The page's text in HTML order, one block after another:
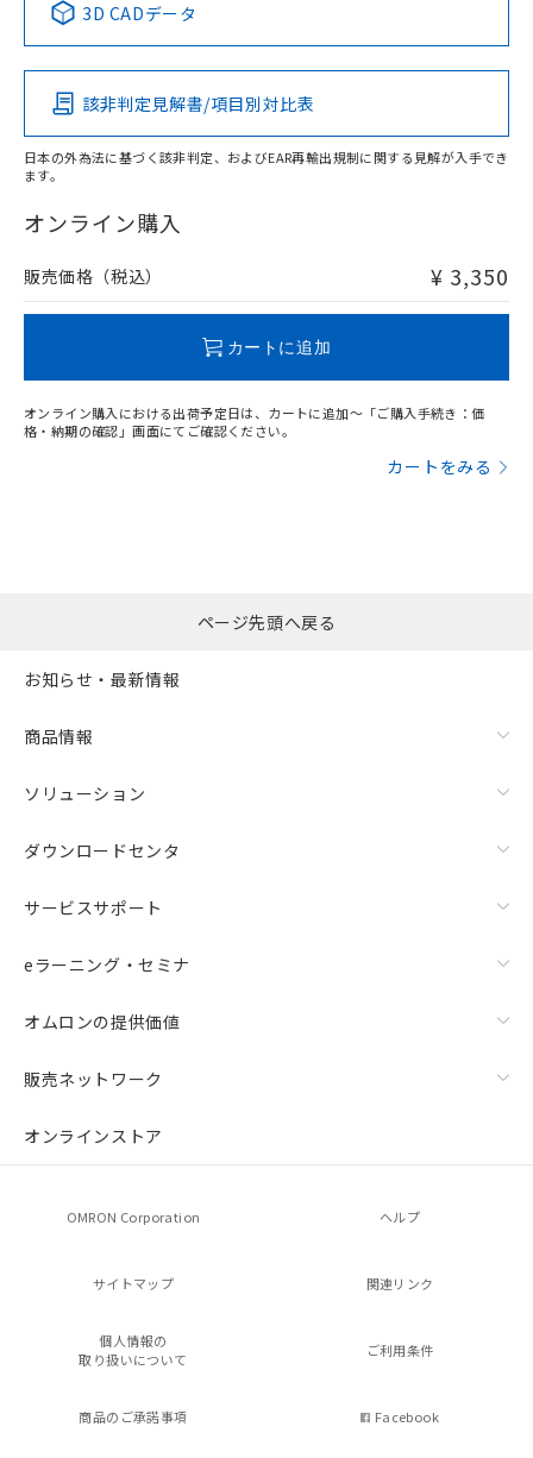
Pb Hg Cd Cr(VI)
O
在庫等で未対応品が混在する可能性があります。
問い合わせください。
3D CADデータ
該非判定見解書/項目別対比表
日本の外為法に基づく該非判定、およびEAR再輸出規制に関する見解が入手でき
ます。
オンライン購入
販売価格（税込） ¥ 3,350
カートに追加
オンライン購入における出荷予定日は、カートに追加～「ご購入手続き：価
格・納期の確認」画面にてご確認ください。
カートをみる
ページ先頭へ戻る
お知らせ・最新情報
商品情報
ソリューション
ダウンロードセンタ
サービスサポート
eラーニング・セミナ
オムロンの提供価値
販売ネットワーク
オンラインストア
OMRON Corporation ヘルプ
サイトマップ 関連リンク
個人情報の
取り扱いについて
ご利用条件
商品のご承諾事項 Facebook